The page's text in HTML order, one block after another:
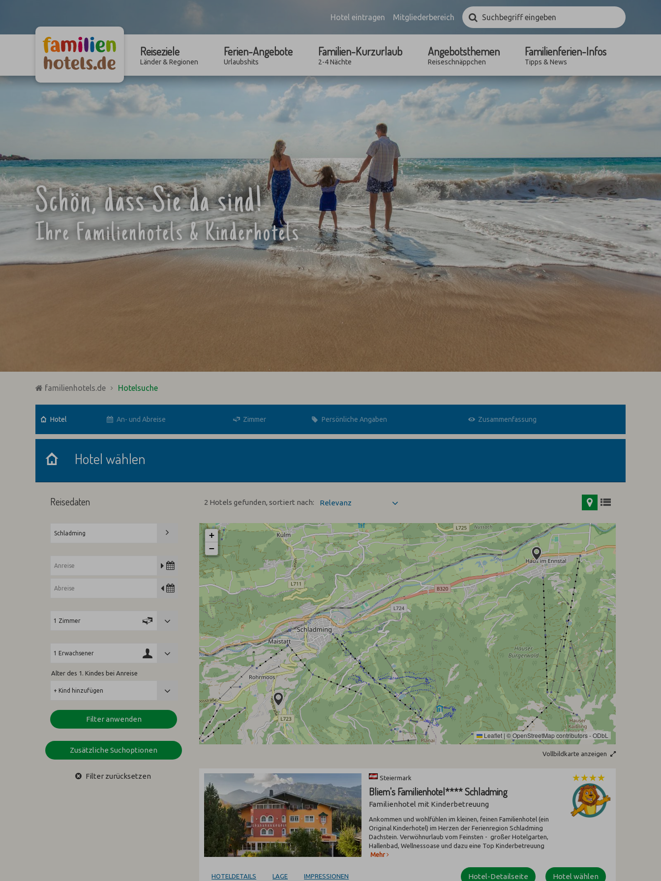
Hotel eintragen Mitgliederbereich
Suchbegriff
eingebenSuchen
Reiseziele
Länder & Regionen
Ferien-Angebote
Urlaubshits
Familien-Kurzurlaub
2-4 Nächte
Angebotsthemen
Reiseschnäppchen
Familienferien-Infos
Tipps & News
Schön, dass Sie da sind!
Ihre Familienhotels & Kinderhotels
familienhotels.de Hotelsuche
Hotel An- und Abreise Zimmer Persönliche Angaben Zusammenfassung
Hotel wählen
Reisedaten
Alter des 1. Kindes bei Anreise
Filter anwenden
Zusätzliche Suchoptionen
Filter zurücksetzen
2 Hotels gefunden, sortiert nach:
+
−
Leaflet | ©OpenStreetMapcontributors -ODbL
Vollbildkarte anzeigen
Steiermark
Bliem's Familienhotel**** Schladming
Familienhotel mit Kinderbetreuung
Löwi
Löwi
Ankommen und wohlfühlen im kleinen, feinen Familienhotel (ein
Original Kinderhotel) im Herzen der Ferienregion Schladming
Dachstein. Verwöhnurlaub vom Feinsten - großer Hotelgarten,
Hallenbad, Wellnessoase und dazu eine Top Kinderbetreuung
Mehr
Hotel wählen
Hotel-Detailseite
HOTELDETAILS LAGE IMPRESSIONEN